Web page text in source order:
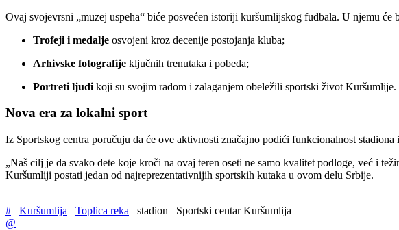
Ovaj svojevrsni „muzej uspeha“ biće posvećen istoriji kuršumlijskog fudbala. U njemu će
Trofeji i medalje osvojeni kroz decenije postojanja kluba;
Arhivske fotografije ključnih trenutaka i pobeda;
Portreti ljudi koji su svojim radom i zalaganjem obeležili sportski život Kuršumlije.
Nova era za lokalni sport
Iz Sportskog centra poručuju da će ove aktivnosti značajno podići funkcionalnost
„Naš cilj je da svako dete koje kroči na ovaj teren oseti ne samo kvalitet podloge, već i
Kuršumliji postati jedan od najreprezentativnijih sportskih kutaka u ovom delu Srbije.
# Kuršumlija Toplica reka stadion
Sportski centar Kuršumlija
@